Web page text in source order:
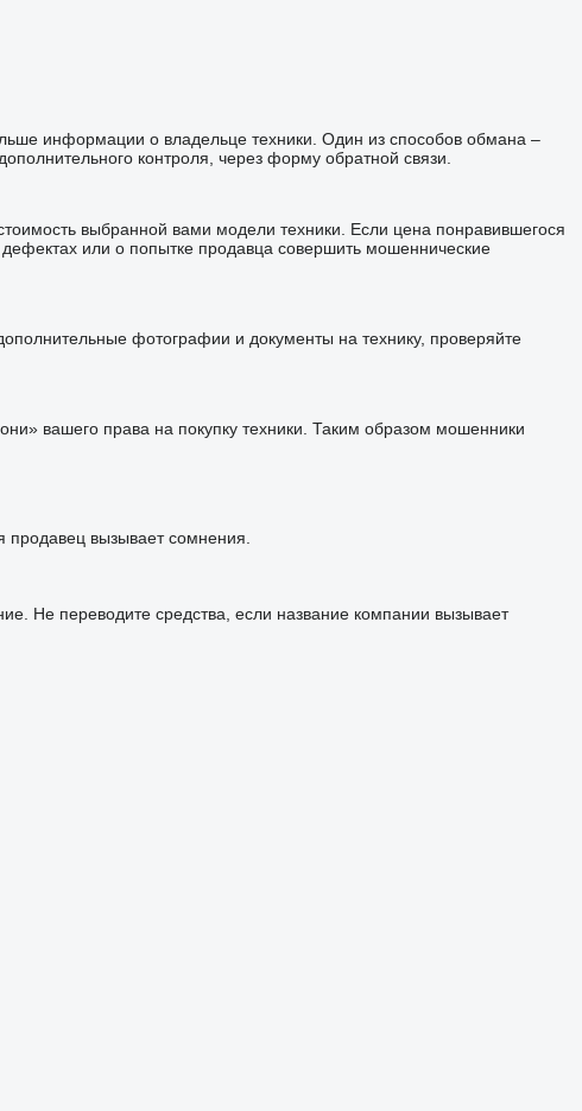
информации о владельце техники. Один из способов обмана –
контроля, через форму обратной связи.
выбранной вами модели техники. Если цена понравившегося
или о попытке продавца совершить мошеннические
фотографии и документы на технику, проверяйте
вашего права на покупку техники. Таким образом мошенники
вызывает сомнения.
Не переводите средства, если название компании вызывает